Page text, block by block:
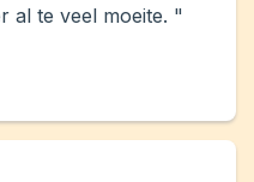
al te veel moeite. "